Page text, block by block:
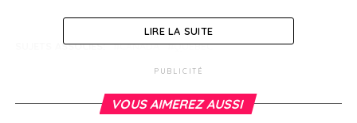
SUJETS ASSOCIÉS: CANADA QUÉBEC
Elections au Mali
LIRE LA SUITE
PUBLICITÉ
VOUS AIMEREZ AUSSI